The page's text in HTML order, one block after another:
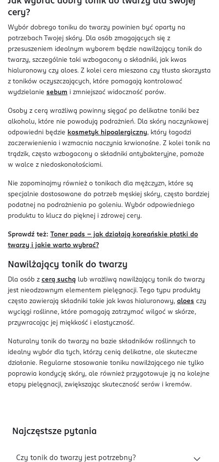
cery?
Wybór dobrego toniku do twarzy powinien być oparty na
potrzebach Twojej skóry. Dla osób zmagających się z
przesuszeniem idealnym wyborem będzie nawilżający tonik do
twarzy, szczególnie taki wzbogacony o składniki, jak kwas
hialuronowy czy aloes. Z kolei cera mieszana czy tłusta skorzysta
z toników oczyszczających, które pomagają kontrolować
wydzielanie sebum i zmniejszać widoczność porów.
Osoby z cerą wrażliwą powinny sięgać po delikatne toniki bez
alkoholu, które nie powodują podrażnień. Dla skóry naczynkowej
odpowiedni będzie kosmetyk hipoalergiczny, który łagodzi
zaczerwienienia i wzmacnia naczynia krwionośne. Z kolei tonik na
trądzik, często wzbogacony o składniki antybakteryjne, pomoże
w walce z niedoskonałościami.
Nie zapominajmy również o tonikach dla mężczyzn, które są
specjalnie dostosowane do potrzeb męskiej skóry, często bardziej
podatnej na podrażnienia po goleniu. Wybór odpowiedniego
produktu to klucz do pięknej i zdrowej cery.
Sprawdź też: Toner pads – jak działają koreańskie płatki do
twarzy i jakie warto wybrać?
Nawilżający tonik do twarzy
Dla osób z cerą suchą lub wrażliwą nawilżający tonik do twarzy
jest nieodzownym elementem pielęgnacji. Tego typu produkty
często zawierają składniki takie jak kwas hialuronowy, aloes czy
wyciągi roślinne, które pomagają zatrzymać wilgoć w skórze,
przywracając jej miękkość i elastyczność.
Naturalny tonik do twarzy na bazie składników roślinnych to
idealny wybór dla tych, którzy cenią delikatne, ale skuteczne
działanie. Regularne stosowanie toniku nawilżającego nie tylko
poprawia kondycję skóry, ale również przygotowuje ją na kolejne
etapy pielęgnacji, zwiększając skuteczność serów i kremów.
Najczęstsze pytania
Czy tonik do twarzy jest potrzebny?